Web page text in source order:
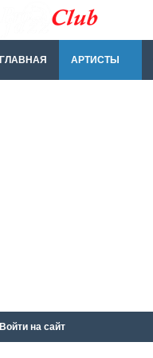
ГЛАВНАЯ АРТИСТЫ
Войти на сайт